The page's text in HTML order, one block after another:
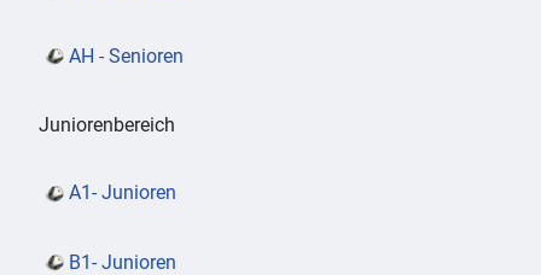
AH - Senioren
Juniorenbereich
A1- Junioren
B1- Junioren